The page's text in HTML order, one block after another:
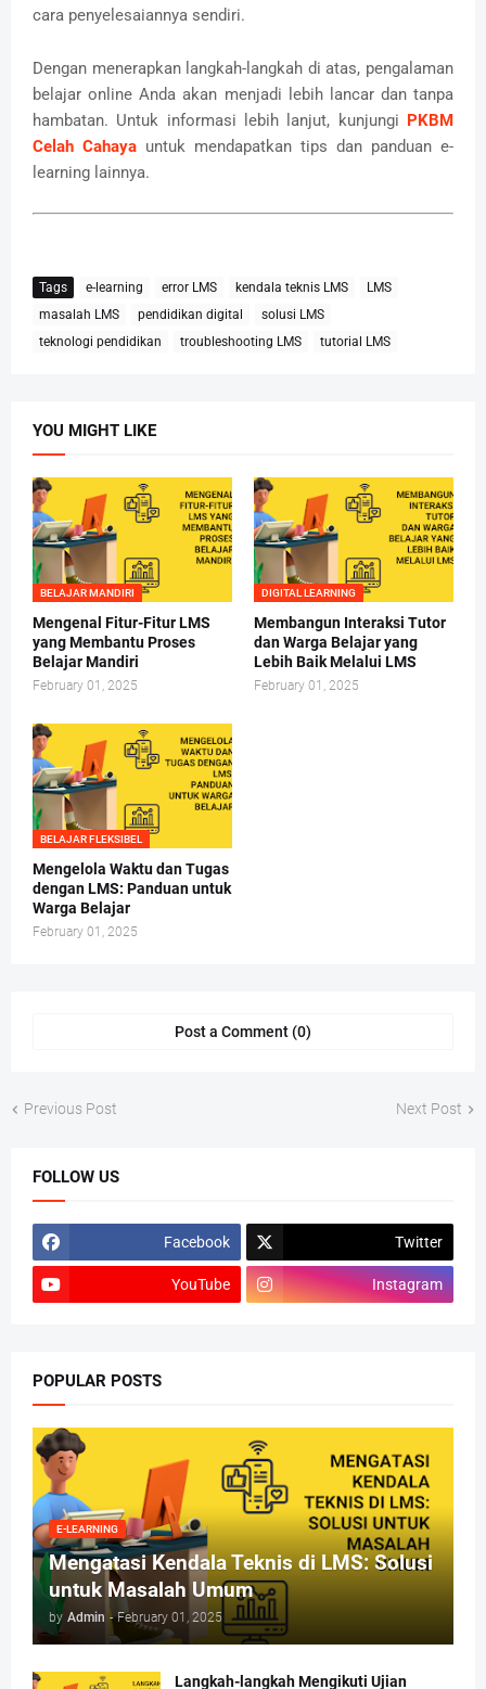
cara penyelesaiannya sendiri.
Dengan menerapkan langkah-langkah di atas, pengalaman
belajar online Anda akan menjadi lebih lancar dan tanpa
hambatan. Untuk informasi lebih lanjut, kunjungi PKBM
Celah Cahaya untuk mendapatkan tips dan panduan e-
learning lainnya.
Tags e-learning error LMS kendala teknis LMS
LMS
masalah LMS
pendidikan digital
solusi LMS
teknologi pendidikan
troubleshooting LMS tutorial LMS
YOU MIGHT LIKE
BELAJAR MANDIRI
Mengenal Fitur-Fitur LMS
yang Membantu Proses
Belajar Mandiri
February 01, 2025
DIGITAL LEARNING
Membangun Interaksi Tutor
dan Warga Belajar yang
Lebih Baik Melalui LMS
February 01, 2025
BELAJAR FLEKSIBEL
Mengelola Waktu dan Tugas
dengan LMS: Panduan untuk
Warga Belajar
February 01, 2025
Post a Comment (0)
Previous Post Next Post
FOLLOW US
Facebook Twitter
YouTube Instagram
POPULAR POSTS
E-LEARNING
Mengatasi Kendala Teknis di LMS: Solusi
untuk Masalah Umum
by Admin - February 01, 2025
Langkah-langkah Mengikuti Ujian